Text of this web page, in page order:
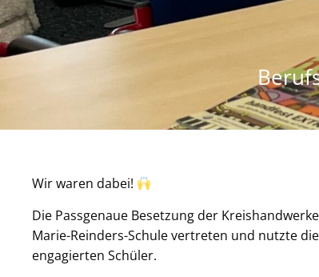
Wir waren dabei!
Die Passgenaue Besetzung der
Marie-Reinders-Schule vertreten und nutzte
engagierten Schüler.